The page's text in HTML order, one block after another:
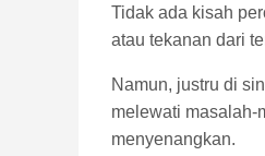
Tidak ada kisah
atau tekanan dari
Namun, justru di
melewati masalah-
menyenangkan.